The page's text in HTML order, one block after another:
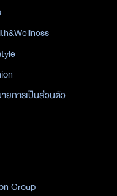
ยการเป็นส่วนตัว
Group